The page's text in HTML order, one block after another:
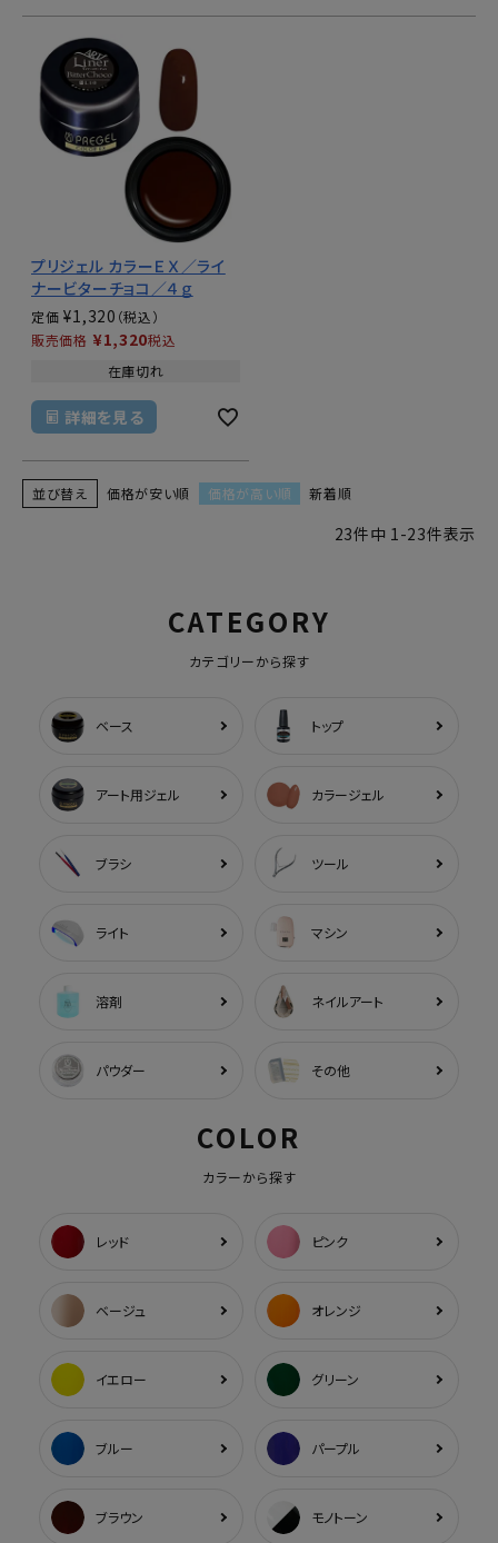
プリジェル カラーＥＸ／ライ
ナービターチョコ／４ｇ
定価 ¥1,320
販売価格 ¥1,320税込
在庫切れ
詳細を見る
並び替え 価格が安い順 価格が高い順 新着順
23件中 1 -23件表示
CATEGORY
カテゴリーから探す
ベース トップ
アート用ジェル カラージェル
ブラシ ツール
ライト マシン
溶剤 ネイルアート
パウダー その他
COLOR
カラーから探す
レッド ピンク
ベージュ オレンジ
イエロー グリーン
ブルー パープル
ブラウン モノトーン